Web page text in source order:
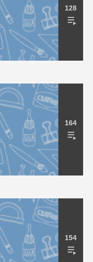
128
164
154